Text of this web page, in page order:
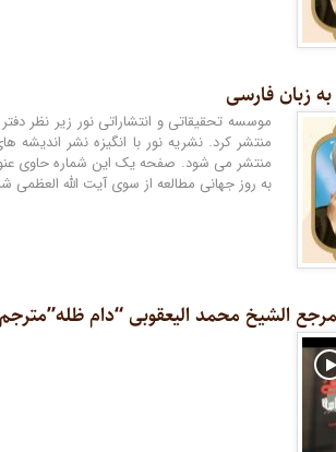
منتشر کرد. نشریه نور با انگیزه نشر
به روز جهانی مطالعه از سوی آیت ‌الله
الشیخ محمد الیعقوبی “دام ظله”مترجم